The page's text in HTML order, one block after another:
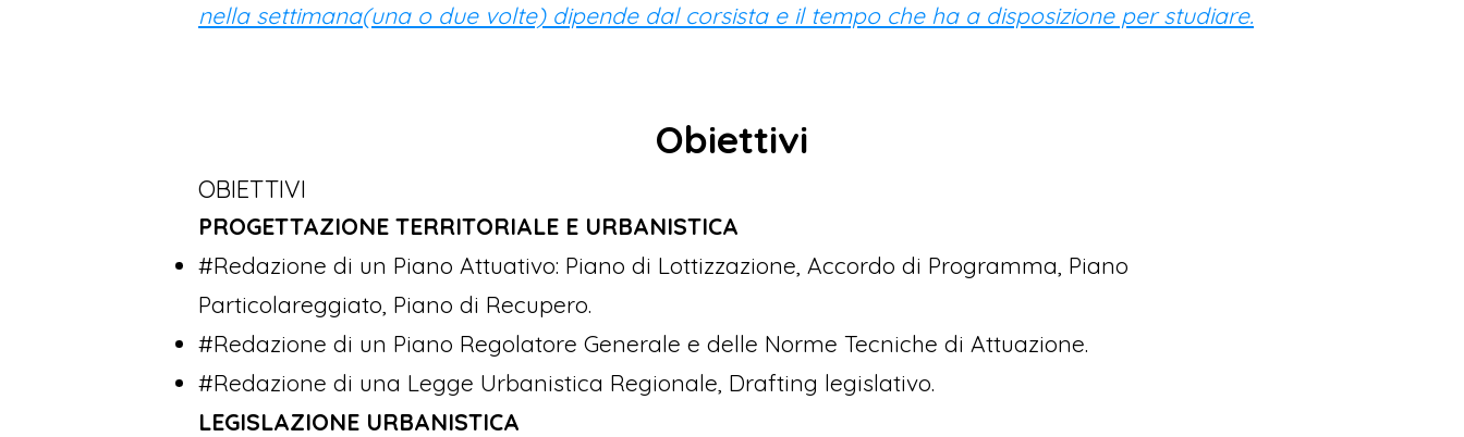
nella settimana(una o due volte) dipende dal corsista e il tempo che ha a disposizione per studiare.
Obiettivi
OBIETTIVI
PROGETTAZIONE TERRITORIALE E URBANISTICA
#Redazione di un Piano Attuativo: Piano di Lottizzazione, Accordo di Programma, Piano
Particolareggiato, Piano di Recupero.
#Redazione di un Piano Regolatore Generale e delle Norme Tecniche di Attuazione.
#Redazione di una Legge Urbanistica Regionale, Drafting legislativo.
LEGISLAZIONE URBANISTICA